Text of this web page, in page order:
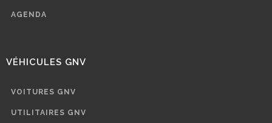
AGENDA
VÉHICULES GNV
VOITURES GNV
UTILITAIRES GNV